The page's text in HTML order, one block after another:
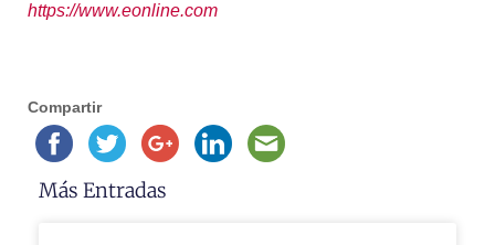
https://www.eonline.com
Compartir
Más Entradas